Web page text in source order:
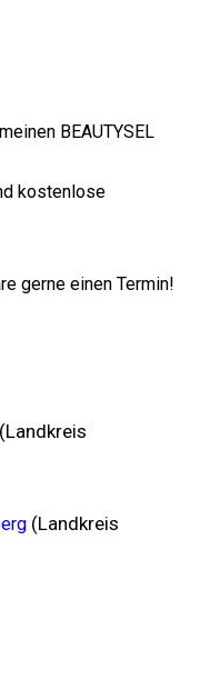
BEAUTYSEL
kostenlose
gerne einen Termin!
(Landkreis
(Landkreis